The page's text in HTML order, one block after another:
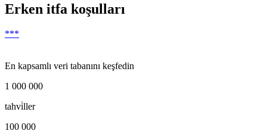
Erken itfa koşulları
***
En kapsamlı veri tabanını keşfedin
1 000 000
tahvi̇ller
100 000